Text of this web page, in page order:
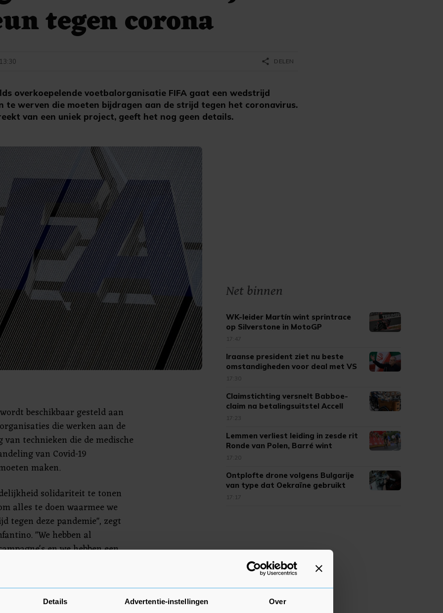
Details Advertentie-instellingen Over
tegen corona
overkoepelende voetbalorganisatie FIFA gaat een wedstrijd
te werven die moeten bijdragen aan de strijd tegen het coronavirus.
van een uniek project, geeft het nog geen details.
share DELEN
beschikbaar gesteld aan
die werken aan de
technieken die de medische
van Covid-19
maken.
solidariteit te tonen
alles te doen waarmee we
tegen deze pandemie", zegt
"We hebben al
en we hebben een
een wedstrijd organiseren
inzamelingsacties.
dit toelaat,
maanden duren."
Net binnen
WK-leider Martín wint sprintrace
op Silverstone in MotoGP
17:47
Iraanse president ziet nu beste
omstandigheden voor deal met VS
17:30
Claimstichting versnelt Babboe-
claim na betalingsuitstel Accell
17:23
Lemmen verliest leiding in zesde rit
Ronde van Polen, Barré wint
17:20
Ontplofte drone volgens Bulgarije
van type dat Oekraïne gebruikt
17:17